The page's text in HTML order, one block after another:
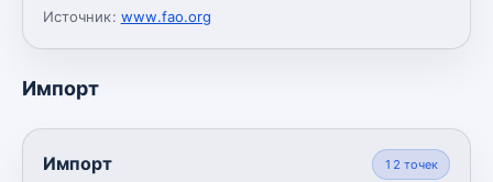
Источник: www.fao.org
Импорт
Импорт 12 точек